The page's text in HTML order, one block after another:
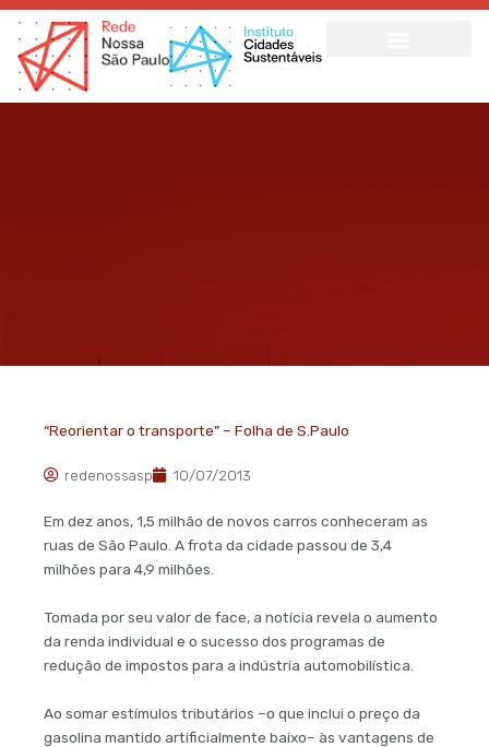
Ir
para
conteúdo
“Reorientar o transporte” – Folha de S.Paulo
redenossasp 10/07/2013
Em dez anos, 1,5 milhão de novos carros conheceram as
ruas de São Paulo. A frota da cidade passou de 3,4
milhões para 4,9 milhões.
Tomada por seu valor de face, a notícia revela o aumento
da renda individual e o sucesso dos programas de
redução de impostos para a indústria automobilística.
Ao somar estímulos tributários –o que inclui o preço da
gasolina mantido artificialmente baixo– às vantagens de